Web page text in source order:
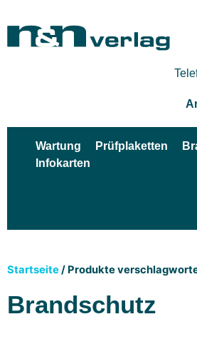
Wartung Prüfplaketten
Infokarten
Startseite/ Produkte
Brandschutz